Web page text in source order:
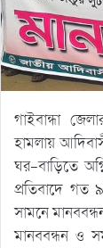
গাইবান্ধা
হামলায়
ঘর-বাড়িতে
প্রতিবাদে গত
সামনে
মানববন্ধন ও